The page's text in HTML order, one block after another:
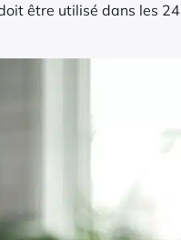
être utilisé dans les 24